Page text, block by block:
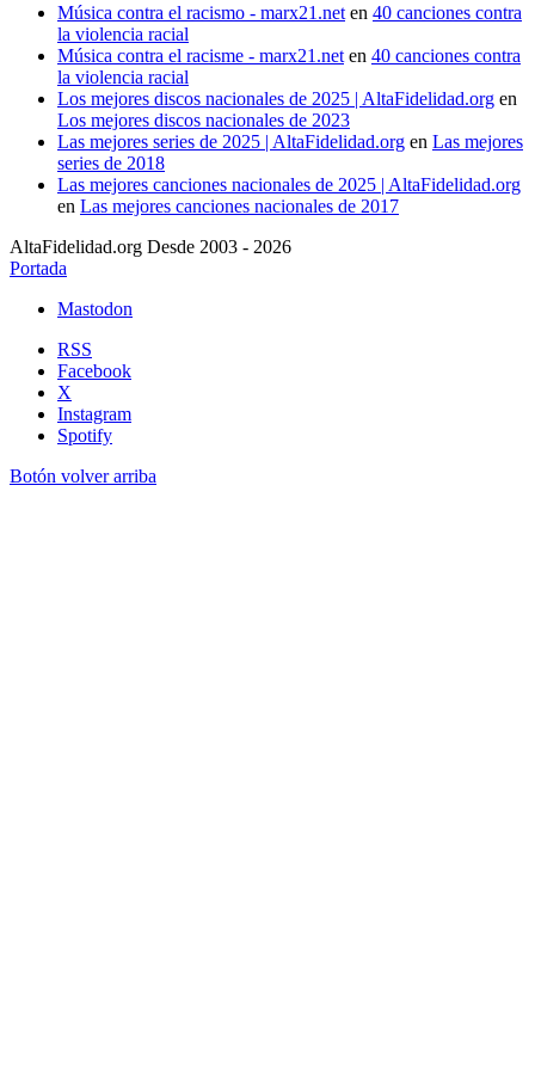
Música contra el racismo - marx21.net en 40 canciones contra
la violencia racial
Música contra el racisme - marx21.net en 40 canciones contra
la violencia racial
Los mejores discos nacionales de 2025 | AltaFidelidad.org en
Los mejores discos nacionales de 2023
Las mejores series de 2025 | AltaFidelidad.org en Las mejores
series de 2018
Las mejores canciones nacionales de 2025 | AltaFidelidad.org
en Las mejores canciones nacionales de 2017
AltaFidelidad.org Desde 2003 - 2026
Portada
Mastodon
RSS
Facebook
X
Instagram
Spotify
Botón volver arriba